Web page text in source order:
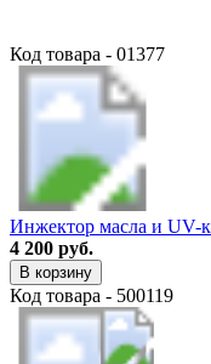
Код товара - 01377
Инжектор масла и UV-
4 200 руб.
В корзину
Код товара - 500119